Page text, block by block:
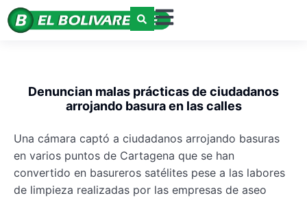
Denuncian malas prácticas de ciudadanos
arrojando basura en las calles
Una cámara captó a ciudadanos arrojando basuras
en varios puntos de Cartagena que se han
convertido en basureros satélites pese a las labores
de limpieza realizadas por las empresas de aseo